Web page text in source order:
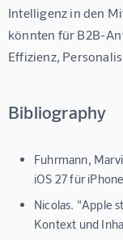
Intelligenz in den
könnten für B2B-
Effizienz,
Bibliography
Fuhrmann,
iOS 27 für
Nicolas. "Apple
Kontext und